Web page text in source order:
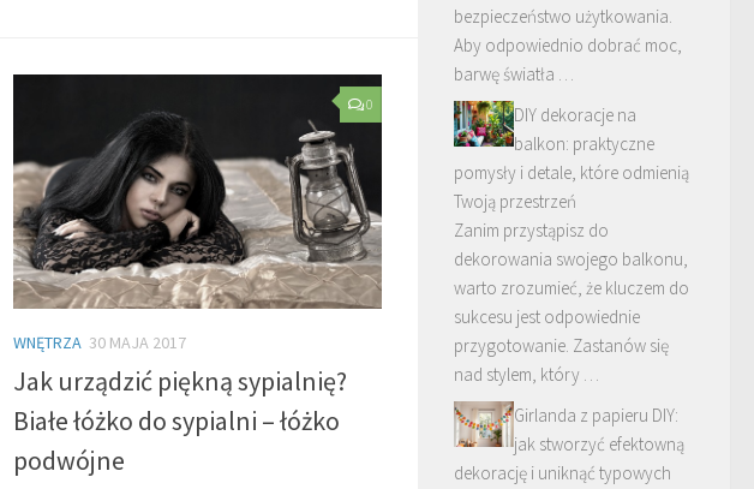
0
WNĘTRZA 30 MAJA 2017
Jak urządzić piękną sypialnię?
Białe łóżko do sypialni – łóżko
podwójne
bezpieczeństwo użytkowania.
Aby odpowiednio dobrać moc,
barwę światła …
DIY dekoracje na
balkon: praktyczne
pomysły i detale, które odmienią
Twoją przestrzeń
Zanim przystąpisz do
dekorowania swojego balkonu,
warto zrozumieć, że kluczem do
sukcesu jest odpowiednie
przygotowanie. Zastanów się
nad stylem, który …
Girlanda z papieru DIY:
jak stworzyć efektowną
dekorację i uniknąć typowych